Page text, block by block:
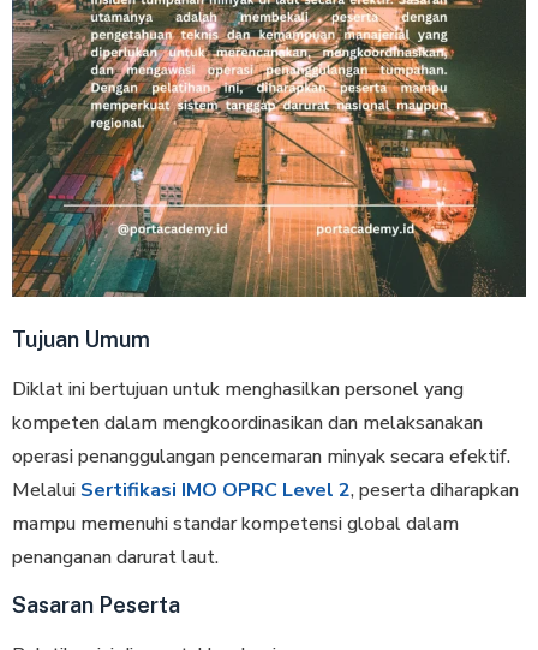
Tujuan Umum
Diklat ini bertujuan untuk menghasilkan personel yang
kompeten dalam mengkoordinasikan dan melaksanakan
operasi penanggulangan pencemaran minyak secara efektif.
Melalui Sertifikasi IMO OPRC Level 2, peserta diharapkan
mampu memenuhi standar kompetensi global dalam
penanganan darurat laut.
Sasaran Peserta